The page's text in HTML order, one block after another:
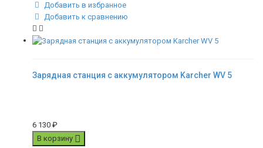
Добавить в избранное
Добавить к сравнению
Зарядная станция с аккумулятором Karcher WV 5
6 130 ₽
В корзину